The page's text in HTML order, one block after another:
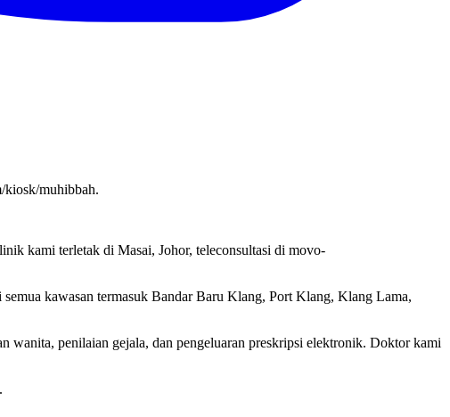
muhibbah.
kami terletak di Masai, Johor, teleconsultasi di movo-
kawasan termasuk Bandar Baru Klang, Port Klang, Klang Lama,
wanita, penilaian gejala, dan pengeluaran preskripsi elektronik. Doktor kami